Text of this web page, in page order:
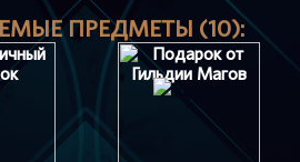
ПРЕДМЕТЫ (10):